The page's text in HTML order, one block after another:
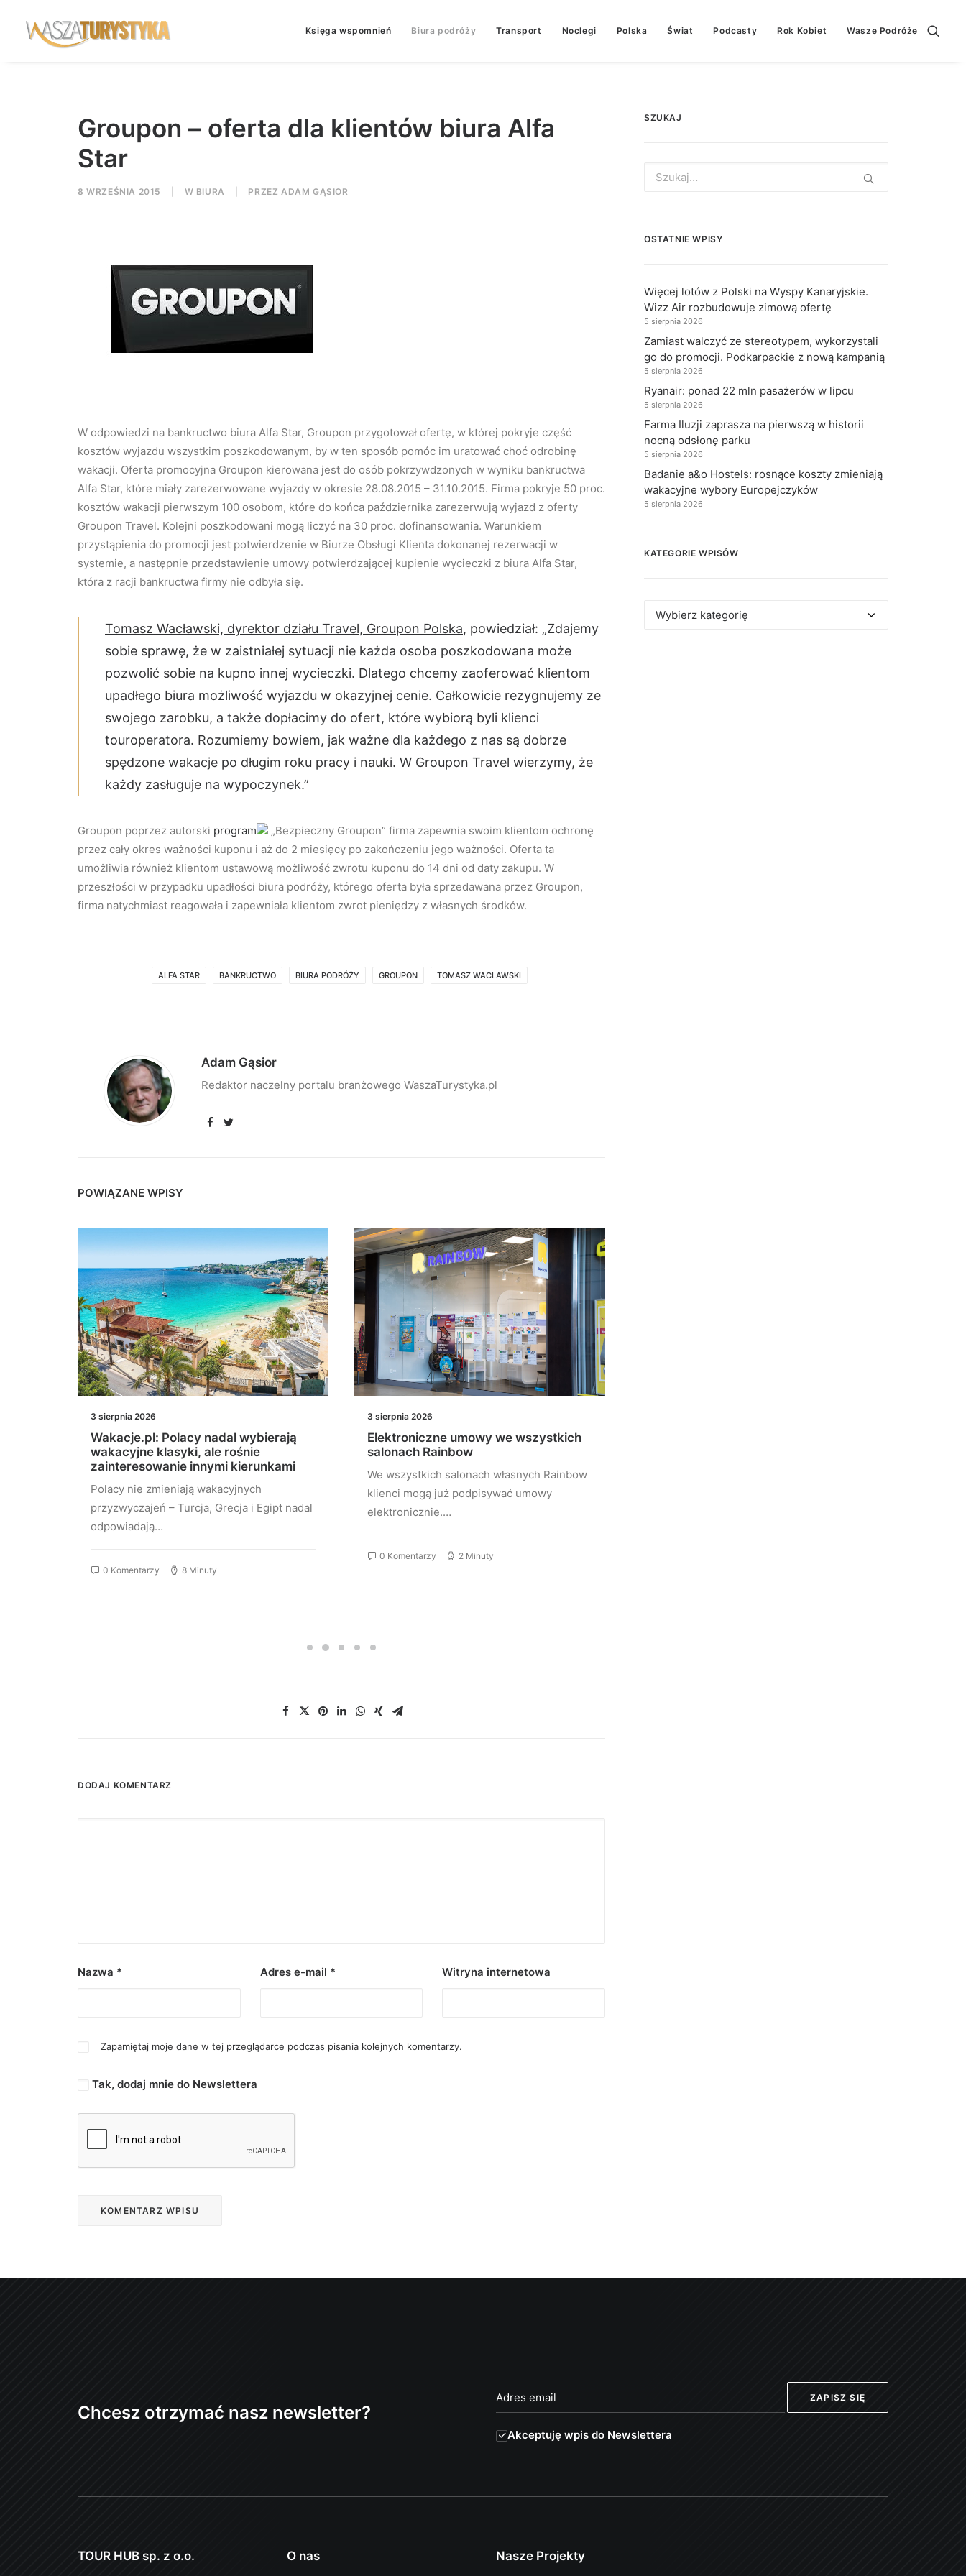
Księga wspomnień Biura podróży Transport Noclegi Polska Świat Podcasty Rok Kobiet Wasze Podróże
Groupon – oferta dla klientów biura Alfa
Star
8 WRZEŚNIA 2015 W BIURA PRZEZADAM GĄSIOR
W odpowiedzi na bankructwo biura Alfa Star, Groupon przygotował ofertę, w której pokryje część
kosztów wyjazdu wszystkim poszkodowanym, by w ten sposób pomóc im uratować choć odrobinę
wakacji. Oferta promocyjna Groupon kierowana jest do osób pokrzywdzonych w wyniku bankructwa
Alfa Star, które miały zarezerwowane wyjazdy w okresie 28.08.2015 – 31.10.2015. Firma pokryje 50 proc.
kosztów wakacji pierwszym 100 osobom, które do końca października zarezerwują wyjazd z oferty
Groupon Travel. Kolejni poszkodowani mogą liczyć na 30 proc. dofinansowania. Warunkiem
przystąpienia do promocji jest potwierdzenie w Biurze Obsługi Klienta dokonanej rezerwacji w
systemie, a następnie przedstawienie umowy potwierdzającej kupienie wycieczki z biura Alfa Star,
która z racji bankructwa firmy nie odbyła się.
Tomasz Wacławski, dyrektor działu Travel, Groupon Polska, powiedział: „Zdajemy
sobie sprawę, że w zaistniałej sytuacji nie każda osoba poszkodowana może
pozwolić sobie na kupno innej wycieczki. Dlatego chcemy zaoferować klientom
upadłego biura możliwość wyjazdu w okazyjnej cenie. Całkowicie rezygnujemy ze
swojego zarobku, a także dopłacimy do ofert, które wybiorą byli klienci
touroperatora. Rozumiemy bowiem, jak ważne dla każdego z nas są dobrze
spędzone wakacje po długim roku pracy i nauki. W Groupon Travel wierzymy, że
każdy zasługuje na wypoczynek.”
Groupon poprzez autorski program
„Bezpieczny Groupon” firma zapewnia swoim klientom ochronę
przez cały okres ważności kuponu i aż do 2 miesięcy po zakończeniu jego ważności. Oferta ta
umożliwia również klientom ustawową możliwość zwrotu kuponu do 14 dni od daty zakupu. W
przeszłości w przypadku upadłości biura podróży, którego oferta była sprzedawana przez Groupon,
firma natychmiast reagowała i zapewniała klientom zwrot pieniędzy z własnych środków.
ALFA STAR BANKRUCTWO BIURA PODRÓŻY GROUPON TOMASZ WACLAWSKI
Adam Gąsior
Redaktor naczelny portalu branżowego WaszaTurystyka.pl
POWIĄZANE WPISY
3 sierpnia 2026
Wakacje.pl: Polacy nadal wybierają
wakacyjne klasyki, ale rośnie
zainteresowanie innymi kierunkami
Polacy nie zmieniają wakacyjnych
przyzwyczajeń – Turcja, Grecja i Egipt nadal
odpowiadają…
0 Komentarzy 8 Minuty
3 sierpnia 2026
Elektroniczne umowy we wszystkich
salonach Rainbow
We wszystkich salonach własnych Rainbow
klienci mogą już podpisywać umowy
elektronicznie.…
0 Komentarzy 2 Minuty
DODAJ KOMENTARZ
Nazwa * Adres e-mail * Witryna internetowa
Zapamiętaj moje dane w tej przeglądarce podczas pisania kolejnych komentarzy.
Tak, dodaj mnie do Newslettera
SZUKAJ
for:
OSTATNIE WPISY
Więcej lotów z Polski na Wyspy Kanaryjskie.
Wizz Air rozbudowuje zimową ofertę
5 sierpnia 2026
Zamiast walczyć ze stereotypem, wykorzystali
go do promocji. Podkarpackie z nową kampanią
5 sierpnia 2026
Ryanair: ponad 22 mln pasażerów w lipcu
5 sierpnia 2026
Farma Iluzji zaprasza na pierwszą w historii
nocną odsłonę parku
5 sierpnia 2026
Badanie a&o Hostels: rosnące koszty zmieniają
wakacyjne wybory Europejczyków
5 sierpnia 2026
KATEGORIE WPISÓW
Kategorie
Chcesz otrzymać nasz newsletter?
Akceptuję wpis do Newslettera
TOUR HUB sp. z o.o. O nas Nasze Projekty